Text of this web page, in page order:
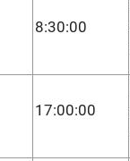
8:30:00
17:00:00